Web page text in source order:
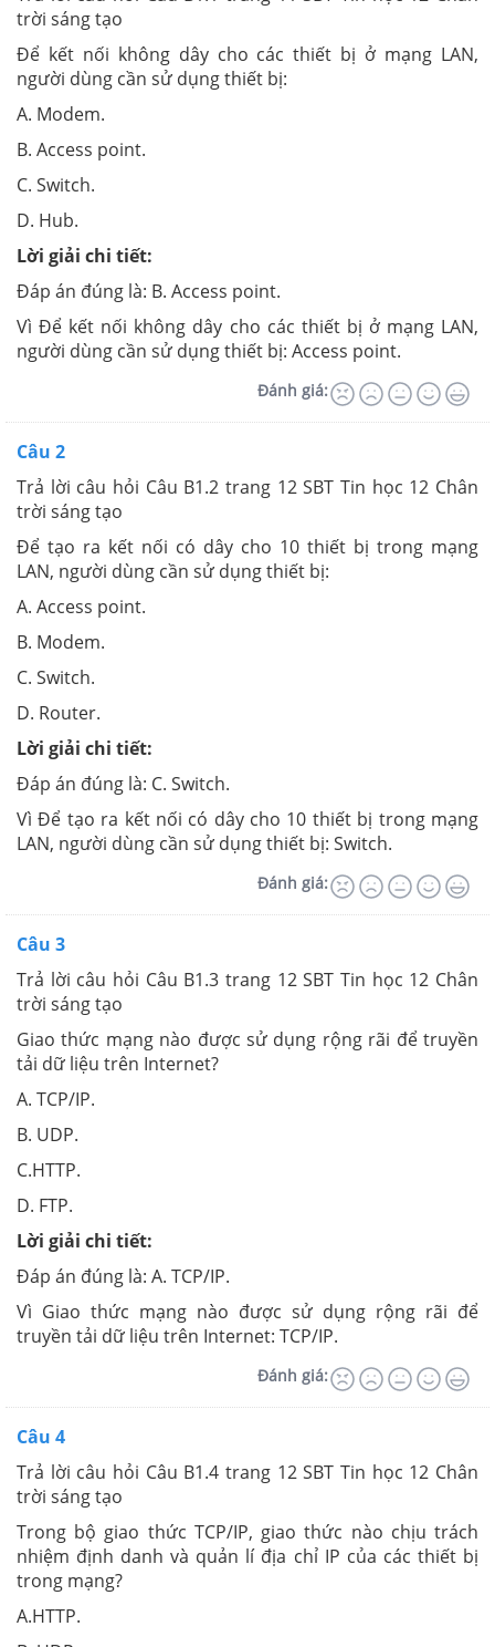
trời sáng tạo
Để kết nối không dây cho các thiết bị ở mạng LAN,
người dùng cần sử dụng thiết bị:
A. Modem.
B. Access point.
C. Switch.
D. Hub.
Lời giải chi tiết:
Đáp án đúng là: B. Access point.
Vì Để kết nối không dây cho các thiết bị ở mạng LAN,
người dùng cần sử dụng thiết bị: Access point.
Đánh giá:
Câu 2
Trả lời câu hỏi Câu B1.2 trang 12 SBT Tin học 12 Chân
trời sáng tạo
Để tạo ra kết nối có dây cho 10 thiết bị trong mạng
LAN, người dùng cần sử dụng thiết bị:
A. Access point.
B. Modem.
C. Switch.
D. Router.
Lời giải chi tiết:
Đáp án đúng là: C. Switch.
Vì Để tạo ra kết nối có dây cho 10 thiết bị trong mạng
LAN, người dùng cần sử dụng thiết bị: Switch.
Đánh giá:
Câu 3
Trả lời câu hỏi Câu B1.3 trang 12 SBT Tin học 12 Chân
trời sáng tạo
Giao thức mạng nào được sử dụng rộng rãi để truyền
tải dữ liệu trên Internet?
A. TCP/IP.
B. UDP.
C.HTTP.
D. FTP.
Lời giải chi tiết:
Đáp án đúng là: A. TCP/IP.
Vì Giao thức mạng nào được sử dụng rộng rãi để
truyền tải dữ liệu trên Internet: TCP/IP.
Đánh giá:
Câu 4
Trả lời câu hỏi Câu B1.4 trang 12 SBT Tin học 12 Chân
trời sáng tạo
Trong bộ giao thức TCP/IP, giao thức nào chịu trách
nhiệm định danh và quản lí địa chỉ IP của các thiết bị
trong mạng?
A.HTTP.